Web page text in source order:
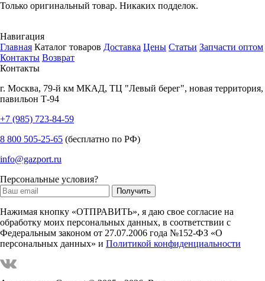
Только оригинальный товар. Никаких подделок.
Навигация
Главная Каталог товаров Доставка Цены Статьи Запчасти оптом
Контакты Возврат
Контакты
г. Москва, 79-й км МКАД, ТЦ "Левый берег", новая территория,
павильон Т-94
+7 (985) 723-84-59
8 800 505-25-65 (бесплатно по РФ)
info@gazport.ru
Персональные условия?
Нажимая кнопку «ОТПРАВИТЬ», я даю свое согласие на
обработку моих персональных данных, в соответствии с
Федеральным законом от 27.07.2006 года №152-ФЗ «О
персональных данных» и Политикой конфиденциальности